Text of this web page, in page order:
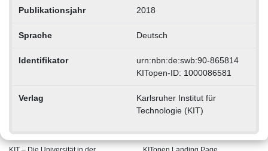
Publikationsjahr 2018
Sprache Deutsch
Identifikator
urn:nbn:de:swb:90-865814
KITopen-ID: 1000086581
Verlag
Karlsruher Institut für
Technologie (KIT)